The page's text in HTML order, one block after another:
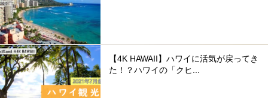
【4K HAWAII】ハワイに活気が戻ってき
た！？ハワイの「クヒ...